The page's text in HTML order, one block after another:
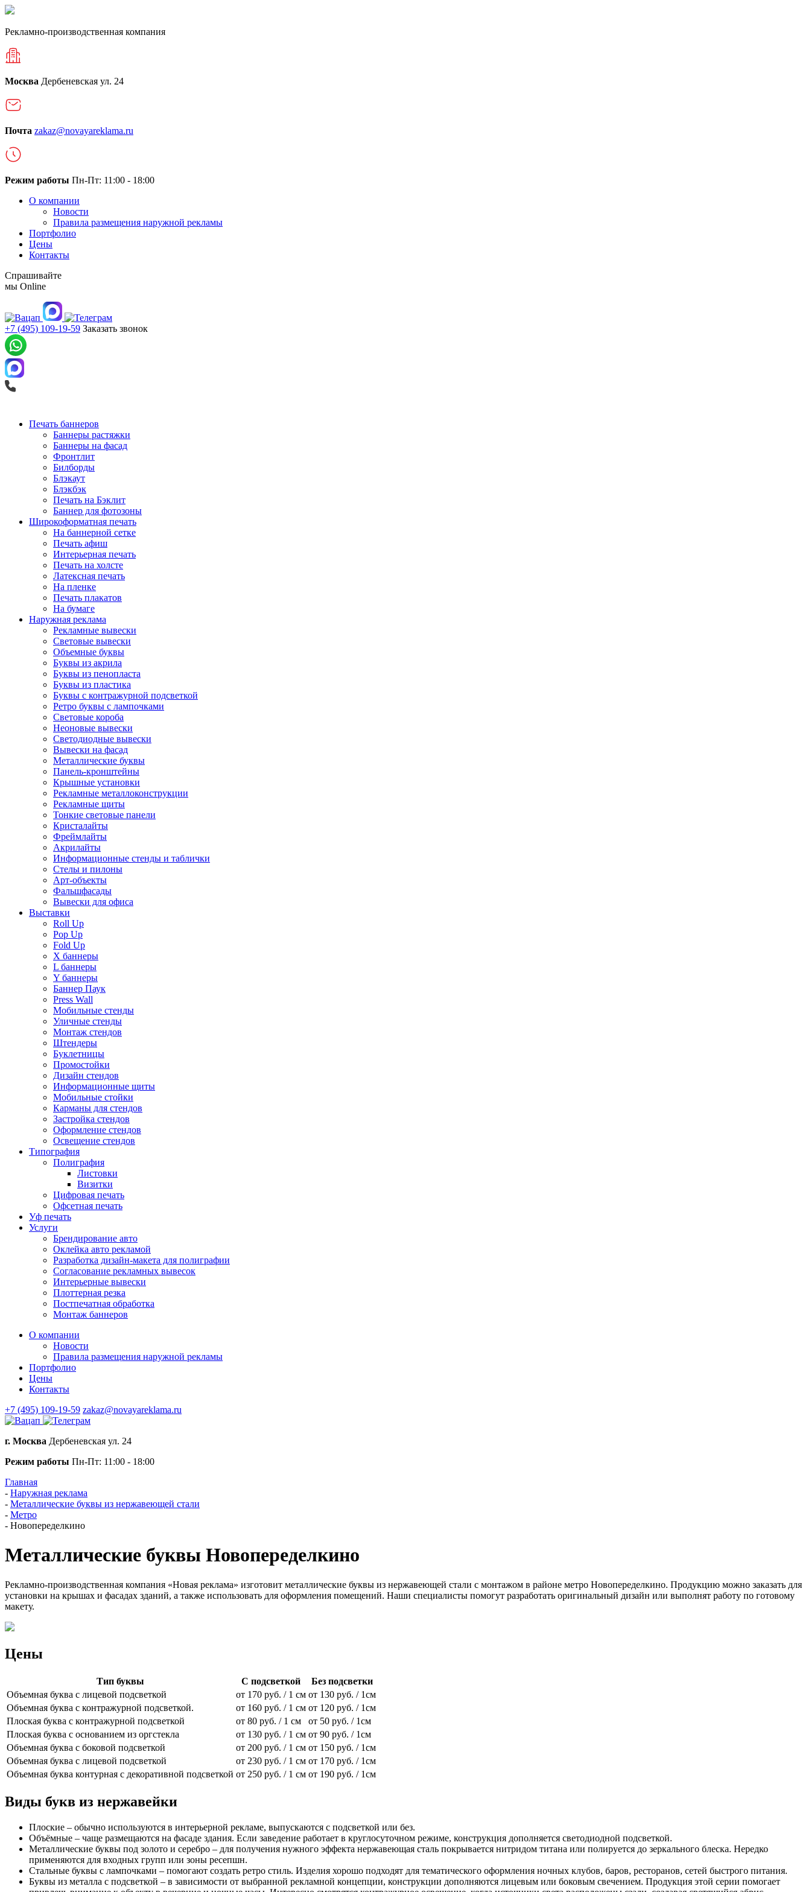
Рекламно-производственная компания
Москва Дербеневская ул. 24
Почта zakaz@novayareklama.ru
Режим работы Пн-Пт: 11:00 - 18:00
О компании
Новости
Правила размещения наружной рекламы
Портфолио
Цены
Контакты
Спрашивайте
мы Online
+7 (495) 109-19-59 Заказать звонок
Печать баннеров
Баннеры растяжки
Баннеры на фасад
Фронтлит
Билборды
Блэкаут
Блэкбэк
Печать на Бэклит
Баннер для фотозоны
Широкоформатная печать
На баннерной сетке
Печать афиш
Интерьерная печать
Печать на холсте
Латексная печать
На пленке
Печать плакатов
На бумаге
Наружная реклама
Рекламные вывески
Световые вывески
Объемные буквы
Буквы из акрила
Буквы из пенопласта
Буквы из пластика
Буквы с контражурной подсветкой
Ретро буквы с лампочками
Световые короба
Неоновые вывески
Светодиодные вывески
Вывески на фасад
Металлические буквы
Панель-кронштейны
Крышные установки
Рекламные металлоконструкции
Рекламные щиты
Тонкие световые панели
Кристалайты
Фреймлайты
Акрилайты
Информационные стенды и таблички
Стелы и пилоны
Арт-объекты
Фальшфасады
Вывески для офиса
Выставки
Roll Up
Pop Up
Fold Up
Х баннеры
L баннеры
Y баннеры
Баннер Паук
Press Wall
Мобильные стенды
Уличные стенды
Монтаж стендов
Штендеры
Буклетницы
Промостойки
Дизайн стендов
Информационные щиты
Мобильные стойки
Карманы для стендов
Застройка стендов
Оформление стендов
Освещение стендов
Типография
Полиграфия
Листовки
Визитки
Цифровая печать
Офсетная печать
Уф печать
Услуги
Брендирование авто
Оклейка авто рекламой
Разработка дизайн-макета для полиграфии
Согласование рекламных вывесок
Интерьерные вывески
Плоттерная резка
Постпечатная обработка
Монтаж баннеров
О компании
Новости
Правила размещения наружной рекламы
Портфолио
Цены
Контакты
+7 (495) 109-19-59 zakaz@novayareklama.ru
г. Москва Дербеневская ул. 24
Режим работы Пн-Пт: 11:00 - 18:00
Главная
- Наружная реклама
- Металлические буквы из нержавеющей стали
- Метро
- Новопеределкино
Металлические буквы Новопеределкино
Рекламно-производственная компания «Новая реклама» изготовит металлические буквы из нержавеющей стали с монтажом в районе метро Новопеределкино. Продукцию можно заказать для
установки на крышах и фасадах зданий, а также использовать для оформления помещений. Наши специалисты помогут разработать оригинальный дизайн или выполнят работу по готовому
макету.
Цены
Тип буквы С подсветкой
Без подсветки
Объемная буква с лицевой подсветкой
от 170 руб. / 1 см от 130 руб. / 1см
Объемная буква с контражурной подсветкой.
от 160 руб. / 1 см от 120 руб. / 1см
Плоская буква с контражурной подсветкой
от 80 руб. / 1 см
от 50 руб. / 1см
Плоская буква с основанием из оргстекла
от 130 руб. / 1 см от 90 руб. / 1см
Объемная буква с боковой подсветкой
от 200 руб. / 1 см от 150 руб. / 1см
Объемная буква с лицевой подсветкой
от 230 руб. / 1 см от 170 руб. / 1см
Объемная буква контурная с декоративной подсветкой от 250 руб. / 1 см от 190 руб. / 1см
Виды букв из нержавейки
Плоские – обычно используются в интерьерной рекламе, выпускаются с подсветкой или без.
Объёмные – чаще размещаются на фасаде здания. Если заведение работает в круглосуточном режиме, конструкция дополняется светодиодной подсветкой.
Металлические буквы под золото и серебро – для получения нужного эффекта нержавеющая сталь покрывается нитридом титана или полируется до зеркального блеска. Нередко
применяются для входных групп или зоны ресепшн.
Стальные буквы с лампочками – помогают создать ретро стиль. Изделия хорошо подходят для тематического оформления ночных клубов, баров, ресторанов, сетей быстрого питания.
Буквы из металла с подсветкой – в зависимости от выбранной рекламной концепции, конструкции дополняются лицевым или боковым свечением. Продукция этой серии помогает